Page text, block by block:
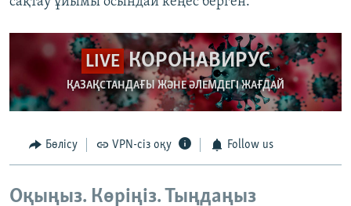
LIVE КОРОНАВИРУС
ҚАЗАҚСТАНДАҒЫ ЖӘНЕ ӘЛЕМДЕГІ ЖАҒДАЙ
Бөлісу VPN-сіз оқу Follow us
Оқыңыз. Көріңіз. Тыңдаңыз